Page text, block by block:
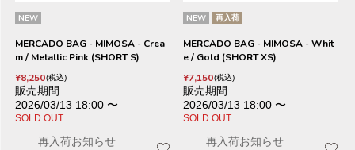
NEW
MERCADO BAG - MIMOSA - Crea
m / Metallic Pink (SHORT S)
¥8,250 税込
販売期間
2026/03/13 18:00 〜
SOLD OUT
再入荷お知らせ
NEW 再入荷
MERCADO BAG - MIMOSA - Whit
e / Gold (SHORT XS)
¥7,150 税込
販売期間
2026/03/13 18:00 〜
SOLD OUT
再入荷お知らせ